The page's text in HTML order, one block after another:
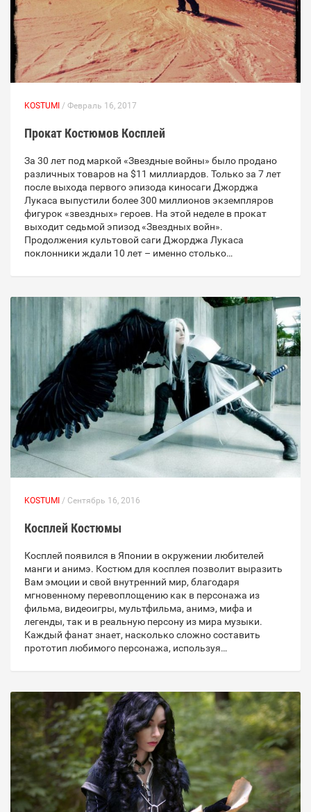
KOSTUMI / Февраль 16, 2017
Прокат Костюмов Косплей
За 30 лет под маркой «Звездные войны» было продано
различных товаров на $11 миллиардов. Только за 7 лет
после выхода первого эпизода киносаги Джорджа
Лукаса выпустили более 300 миллионов экземпляров
фигурок «звездных» героев. На этой неделе в прокат
выходит седьмой эпизод «Звездных войн».
Продолжения культовой саги Джорджа Лукаса
поклонники ждали 10 лет – именно столько…
KOSTUMI / Сентябрь 16, 2016
Косплей Костюмы
Косплей появился в Японии в окружении любителей
манги и анимэ. Костюм для косплея позволит выразить
Вам эмоции и свой внутренний мир, благодаря
мгновенному перевоплощению как в персонажа из
фильма, видеоигры, мультфильма, анимэ, мифа и
легенды, так и в реальную персону из мира музыки.
Каждый фанат знает, насколько сложно составить
прототип любимого персонажа, используя…